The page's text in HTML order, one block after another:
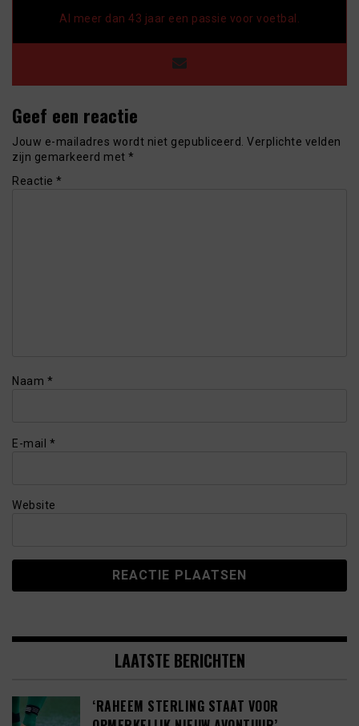
Al meer dan 43 jaar een passie voor voetbal.
Geef een reactie
Jouw e-mailadres wordt niet gepubliceerd. Verplichte velden
zijn gemarkeerd met *
Reactie *
Naam *
E-mail *
Website
LAATSTE BERICHTEN
‘RAHEEM STERLING STAAT VOOR